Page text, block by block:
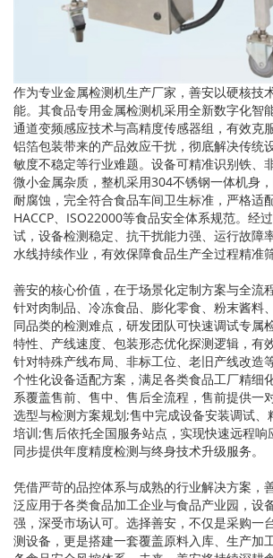
作为专业金属检测机生产厂家， 善安以硬核技
能。其食品专用金属检测机采用全新数字化智
通道变频感应技术与高精度传感器组，有效克
铝箔包装带来的产品效应干扰，彻底解决传统
敏度不稳定等行业难题。设备可精准识别铁、
微小金属杂质，整机采用304不锈钢一体机身，
耐腐蚀，完全符合食品车间卫生标准，严格适
HACCP、ISO22000等食品安全体系规范。经
试，设备检测稳定、抗干扰能力强、运行故障
水线持续作业，有效保障食品生产全过程精准
善安的核心价值，在于场景化定制方案与全流
针对肉制品、冷冻食品、膨化零食、粉末酱料
同品类的检测难点，研发团队可快速调试专属
特性、产线速度、包装形态优化探测逻辑，有
针对特殊产线布局、非标工位、老旧产线改造
个性化设备适配方案，满足各类食品工厂精细
系覆盖售前、售中、售后全流程，售前提供一
选型与检测方案规划;售中完成设备安装调试、
培训;售后依托全国服务站点，实现快速远程响
同步提供年度精度检测与终身技术升级服务。
凭借严苛的品控体系与成熟的行业解决方案，
泛应用于各类食品加工企业与食品产业园，设
强，深受市场认可。选择善安 ，不仅是采购一
测设备，更是搭建一套覆盖原料入库、生产加